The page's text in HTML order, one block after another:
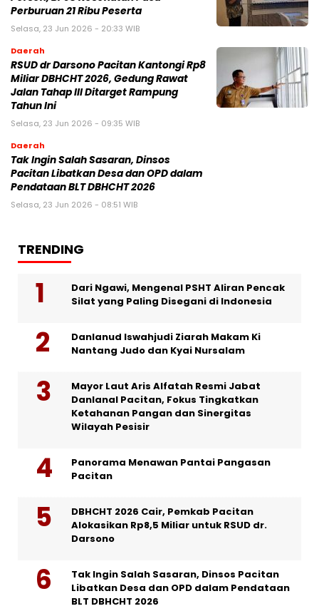
Perburuan 21 Ribu Peserta
Selasa, 23 Jun 2026 - 20:33 WIB
Daerah
RSUD dr Darsono Pacitan Kantongi Rp8
Miliar DBHCHT 2026, Gedung Rawat
Jalan Tahap III Ditarget Rampung
Tahun Ini
Selasa, 23 Jun 2026 - 09:35 WIB
Daerah
Tak Ingin Salah Sasaran, Dinsos
Pacitan Libatkan Desa dan OPD dalam
Pendataan BLT DBHCHT 2026
Selasa, 23 Jun 2026 - 08:51 WIB
TRENDING
Dari Ngawi, Mengenal PSHT Aliran Pencak
Silat yang Paling Disegani di Indonesia
Danlanud Iswahjudi Ziarah Makam Ki
Nantang Judo dan Kyai Nursalam
Mayor Laut Aris Alfatah Resmi Jabat
Danlanal Pacitan, Fokus Tingkatkan
Ketahanan Pangan dan Sinergitas
Wilayah Pesisir
Panorama Menawan Pantai Pangasan
Pacitan
DBHCHT 2026 Cair, Pemkab Pacitan
Alokasikan Rp8,5 Miliar untuk RSUD dr.
Darsono
Tak Ingin Salah Sasaran, Dinsos Pacitan
Libatkan Desa dan OPD dalam Pendataan
BLT DBHCHT 2026